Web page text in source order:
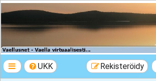
VAELLUSNET -
Vaellusturinat II
UKK Rekisteröidy